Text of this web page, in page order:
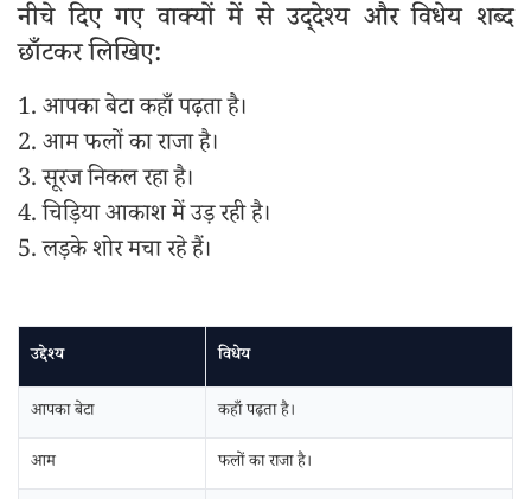
नीचे दिए गए वाक्यों में से उद्‌देश्य और विधेय शब्द
छाँटकर लिखिए:
1. आपका बेटा कहाँ पढ़ता है।
2. आम फलों का राजा है।
3. सूरज निकल रहा है।
4. चिड़िया आकाश में उड़ रही है।
5. लड़के शोर मचा रहे हैं।
उद्देश्य विधेय
आपका बेटा
कहाँ पढ़ता है।
आम
फलों का राजा है।